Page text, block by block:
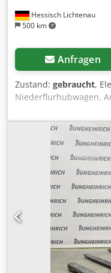
Hessisch Lichtenau
500 km
Anfragen
Zustand: gebraucht,
Niederflurhubwagen,
JUNGHEINRICH Typ
2005 Nenntragkraft:
Gabellänge: 1170 mm
Gesamtlänge: 1550
Gesamtbreite: 700
Stück
Ah 55 - integriertes
(24 Volt, 6 Ampere)